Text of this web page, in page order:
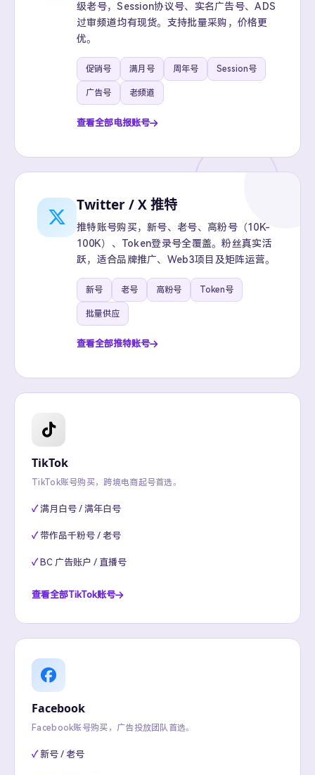
级老号，Session协议号、实名广告号、ADS
过审频道均有现货。支持批量采购，价格更
优。
促销号 满月号 周年号 Session号
广告号 老频道
查看全部电报账号
Twitter / X 推特
推特账号购买，新号、老号、高粉号（10K-
100K）、Token登录号全覆盖。粉丝真实活
跃，适合品牌推广、Web3项目及矩阵运营。
新号 老号 高粉号 Token号
批量供应
查看全部推特账号
TikTok
TikTok账号购买，跨境电商起号首选。
满月白号 / 满年白号
带作品千粉号 / 老号
BC 广告账户 / 直播号
查看全部TikTok账号
Facebook
Facebook账号购买，广告投放团队首选。
新号 / 老号